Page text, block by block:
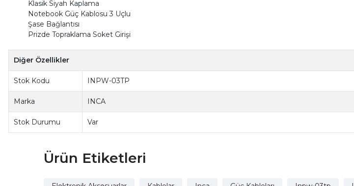
Klasik Siyah Kaplama
Notebook Güç Kablosu 3 Uçlu
Şase Bağlantısı
Prizde Topraklama Soket Girişi
Diğer Özellikler
Stok Kodu INPW-03TP
Marka INCA
Stok Durumu Var
Ürün Etiketleri